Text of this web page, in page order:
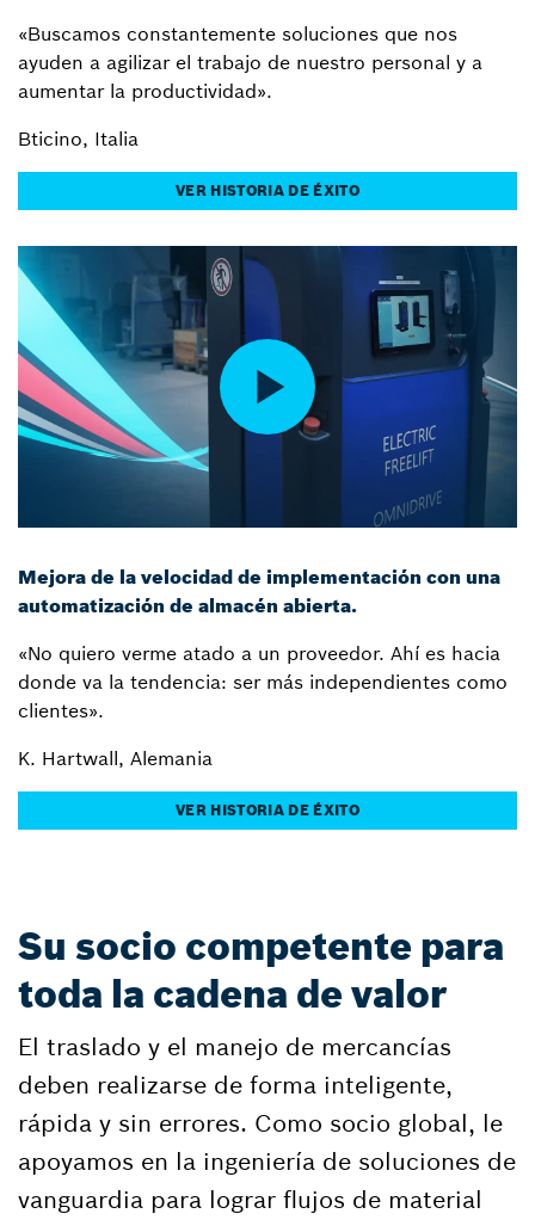
«Buscamos constantemente soluciones que nos
ayuden a agilizar el trabajo de nuestro personal y a
aumentar la productividad».
Bticino, Italia
VER HISTORIA DE ÉXITO
Mejora de la velocidad de implementación con una
automatización de almacén abierta.
«No quiero verme atado a un proveedor. Ahí es hacia
donde va la tendencia: ser más independientes como
clientes».
K. Hartwall, Alemania
VER HISTORIA DE ÉXITO
Su socio competente para
toda la cadena de valor
El traslado y el manejo de mercancías
deben realizarse de forma inteligente,
rápida y sin errores. Como socio global, le
apoyamos en la ingeniería de soluciones de
vanguardia para lograr flujos de material